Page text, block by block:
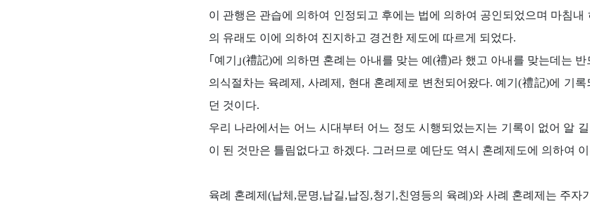
이 관행은 관습에 의하여 인정되고 후에는 법에 의하여 공인되었으며 마침
의 유래도 이에 의하여 진지하고 경건한 제도에 따르게 되었다.
｢예기｣(禮記)에 의하면 혼례는 아내를 맞는 예(禮)라 했고 아내를 맞는데는
의식절차는 육례제, 사례제, 현대 혼례제로 변천되어왔다. 예기(禮記)에 기
던 것이다.
우리 나라에서는 어느 시대부터 어느 정도 시행되었는지는 기록이 없어 알
이 된 것만은 틀림없다고 하겠다. 그러므로 예단도 역시 혼례제도에 의하여
육례 혼례제(납체,문명,납길,납징,청기,친영등의 육례)와 사례 혼례제는 주